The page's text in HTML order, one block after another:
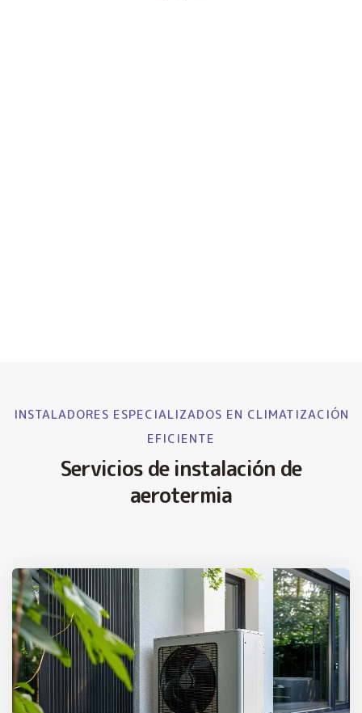
INSTALADORES ESPECIALIZADOS EN CLIMATIZACIÓN
EFICIENTE
Servicios de instalación de
aerotermia